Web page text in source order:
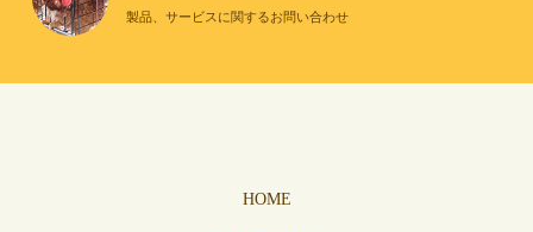
製品、サービスに関するお問い合わせ
HOME